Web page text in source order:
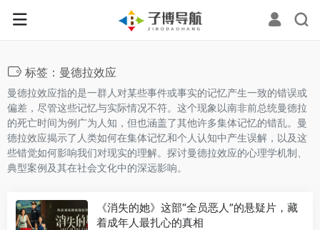
标签：曼德拉效应
曼德拉效应指的是一群人对某些事件或事实的记忆产生一致的错误或
偏差，尽管这些记忆与实际情况不符。这个现象以南非前总统曼德拉
的死亡时间为例广为人知，但也涵盖了其他许多集体记忆的错乱。曼
德拉效应揭示了人类如何在集体记忆和个人认知中产生误解，以及这
些错觉如何影响我们对现实的理解。探讨曼德拉效应的心理学机制、
典型案例及其在社会文化中的深远影响。
《消失的她》这部“全员恶人”的悬疑片，藏
着成年人最扎心的真相